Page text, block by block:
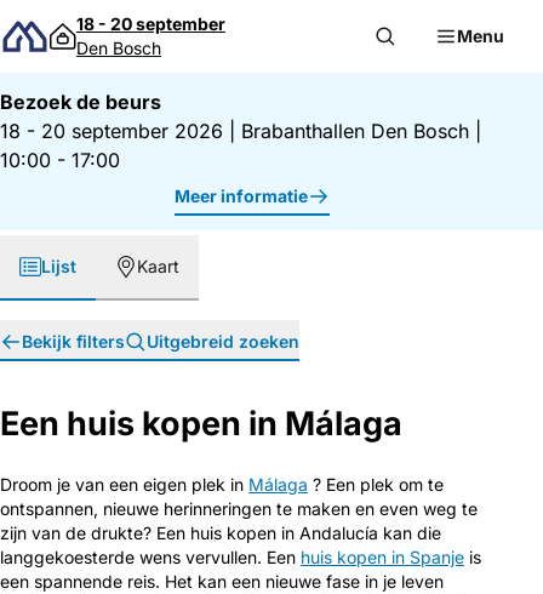
Direct naar inhoud
18 - 20 september
Den Bosch
Menu
Bezoek de beurs
18 - 20 september 2026
Brabanthallen Den Bosch
10:00 - 17:00
Meer informatie
Lijst Kaart
Bekijk filters Uitgebreid zoeken
Een huis kopen in Málaga
Droom je van een eigen plek in Málaga ? Een plek om te
ontspannen, nieuwe herinneringen te maken en even weg te
zijn van de drukte? Een huis kopen in Andalucía kan die
langgekoesterde wens vervullen. Een huis kopen in Spanje is
een spannende reis. Het kan een nieuwe fase in je leven